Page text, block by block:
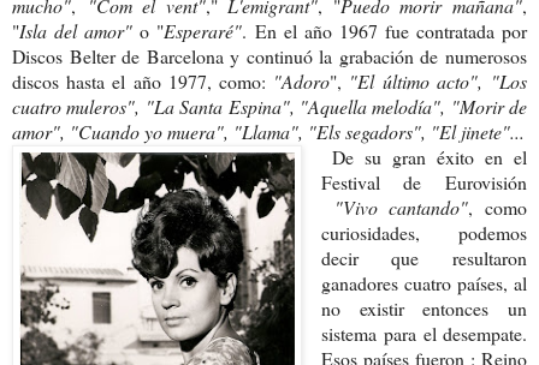
mucho", "Com el vent"," L'emigrant", "Puedo morir mañana",
"Isla del amor" o "Esperaré". En el año 1967 fue contratada por
Discos Belter de Barcelona y continuó la grabación de numerosos
discos hasta el año 1977, como: "Adoro", "El último acto", "Los
cuatro muleros", "La Santa Espina", "Aquella melodía", "Morir de
amor", "Cuando yo muera", "Llama", "Els segadors", "El jinete"...
De su gran éxito en el
Festival de Eurovisión
"Vivo cantando", como
curiosidades, podemos
decir que resultaron
ganadores cuatro países, al
no existir entonces un
sistema para el desempate.
Esos países fueron : Reino